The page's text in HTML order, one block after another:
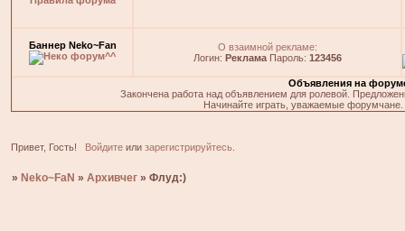
Баннер Neko~Fan
О взаимной рекламе:
Логин: РекламаПароль: 123456
Объявления на
Закончена работа над объявлением для ролевой.
Начинайте играть, уважаемые
Привет, Гость! Войдитеили зарегистрируйтесь.
» Neko~FaN »Архивчег »Флуд:)